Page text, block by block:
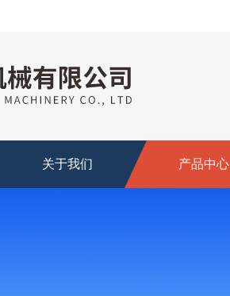
关于我们 产品中心